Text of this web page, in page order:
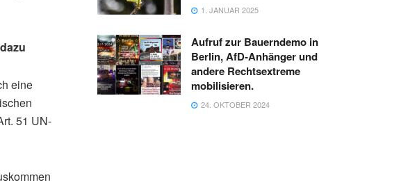
eine
51 UN-
1. JANUAR 2025
Aufruf zur Bauerndemo in
Berlin, AfD-Anhänger und
andere Rechtsextreme
mobilisieren.
24. OKTOBER 2024